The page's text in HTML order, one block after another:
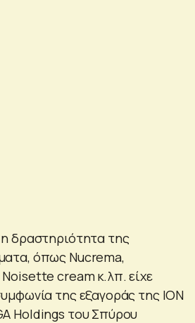
δραστηριότητα της
όπως Nucrema,
cream κ.λπ. είχε
της εξαγοράς της ΙΟΝ
Holdings του Σπύρου